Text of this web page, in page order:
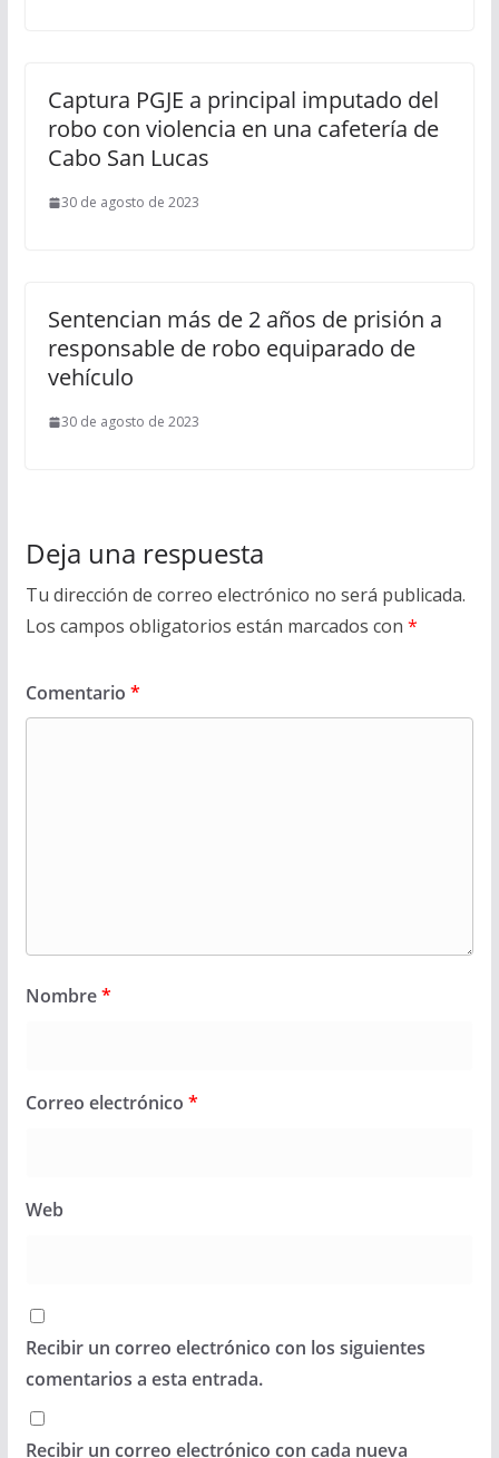
Captura PGJE a principal imputado del
robo con violencia en una cafetería de
Cabo San Lucas
30 de agosto de 2023
Sentencian más de 2 años de prisión a
responsable de robo equiparado de
vehículo
30 de agosto de 2023
Deja una respuesta
Tu dirección de correo electrónico no será publicada.
Los campos obligatorios están marcados con *
Comentario *
Nombre*
Correo electrónico *
Web
Recibir un correo electrónico con los siguientes
comentarios a esta entrada.
Recibir un correo electrónico con cada nueva